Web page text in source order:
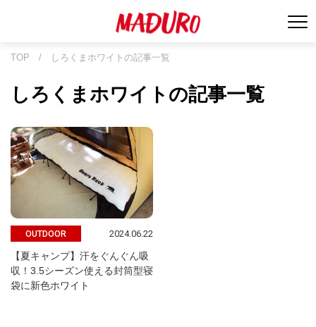
TOP / しろくまホワイトの記事一覧
しろくまホワイトの記事一覧
OUTDOOR 2024.06.22
【夏キャンプ】汗をぐんぐん吸
収！3.5シーズン使える封筒型寝
袋に新色ホワイト